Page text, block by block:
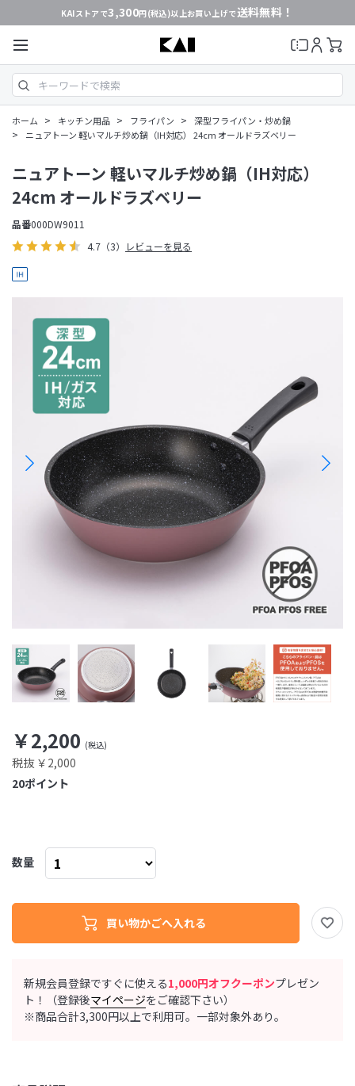
KAIストアで3,300円(税込)以上お買い上げで送料無料！
ホーム > キッチン用品 > フライパン > 深型フライパン・炒め鍋
> ニュアトーン 軽いマルチ炒め鍋（IH対応） 24cm オールドラズベリー
4.7 （3） レビューを見る
新規会員登録ですぐに使える1,000円オフクーポンプレゼン
ト！（登録後マイページをご確認下さい）
※商品合計3,300円以上で利用可。一部対象外あり。
ニュアトーン 軽いマルチ炒め鍋（IH対応）
24cm オールドラズベリー
￥2,200
税抜 ￥2,000
品番000DW9011
ポイント
20
数量